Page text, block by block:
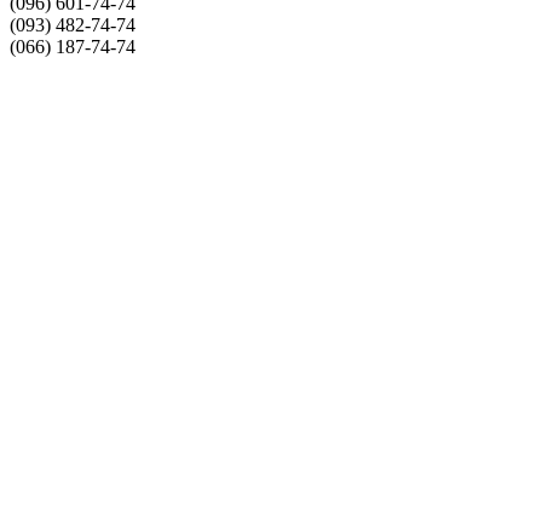
(093) 482-74-74
(066) 187-74-74